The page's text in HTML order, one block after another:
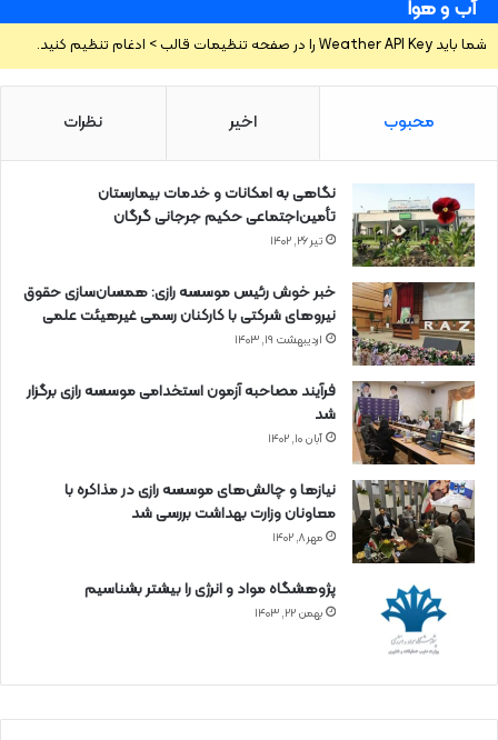
آب و هوا
شما باید Weather API Key را در صفحه تنظیمات قالب > ادغام تنظیم کنید.
محبوب اخیر نظرات
نگاهی به امکانات و خدمات بیمارستان
تأمین‌اجتماعی حکیم جرجانی گرگان
تیر ۲۶, ۱۴۰۲
خبر خوش رئیس موسسه رازی: همسان‌سازی حقوق
نیروهای شرکتی با کارکنان رسمی غیرهیئت علمی
اردیبهشت ۱۹, ۱۴۰۳
فرآیند مصاحبه آزمون استخدامی موسسه رازی برگزار
شد
آبان ۱۰, ۱۴۰۲
نیازها و چالش‌های موسسه رازی در مذاکره با
معاونان وزارت بهداشت بررسی شد
مهر ۸, ۱۴۰۲
پژوهشگاه مواد و انرژی را بیشتر بشناسیم
بهمن ۲۲, ۱۴۰۳